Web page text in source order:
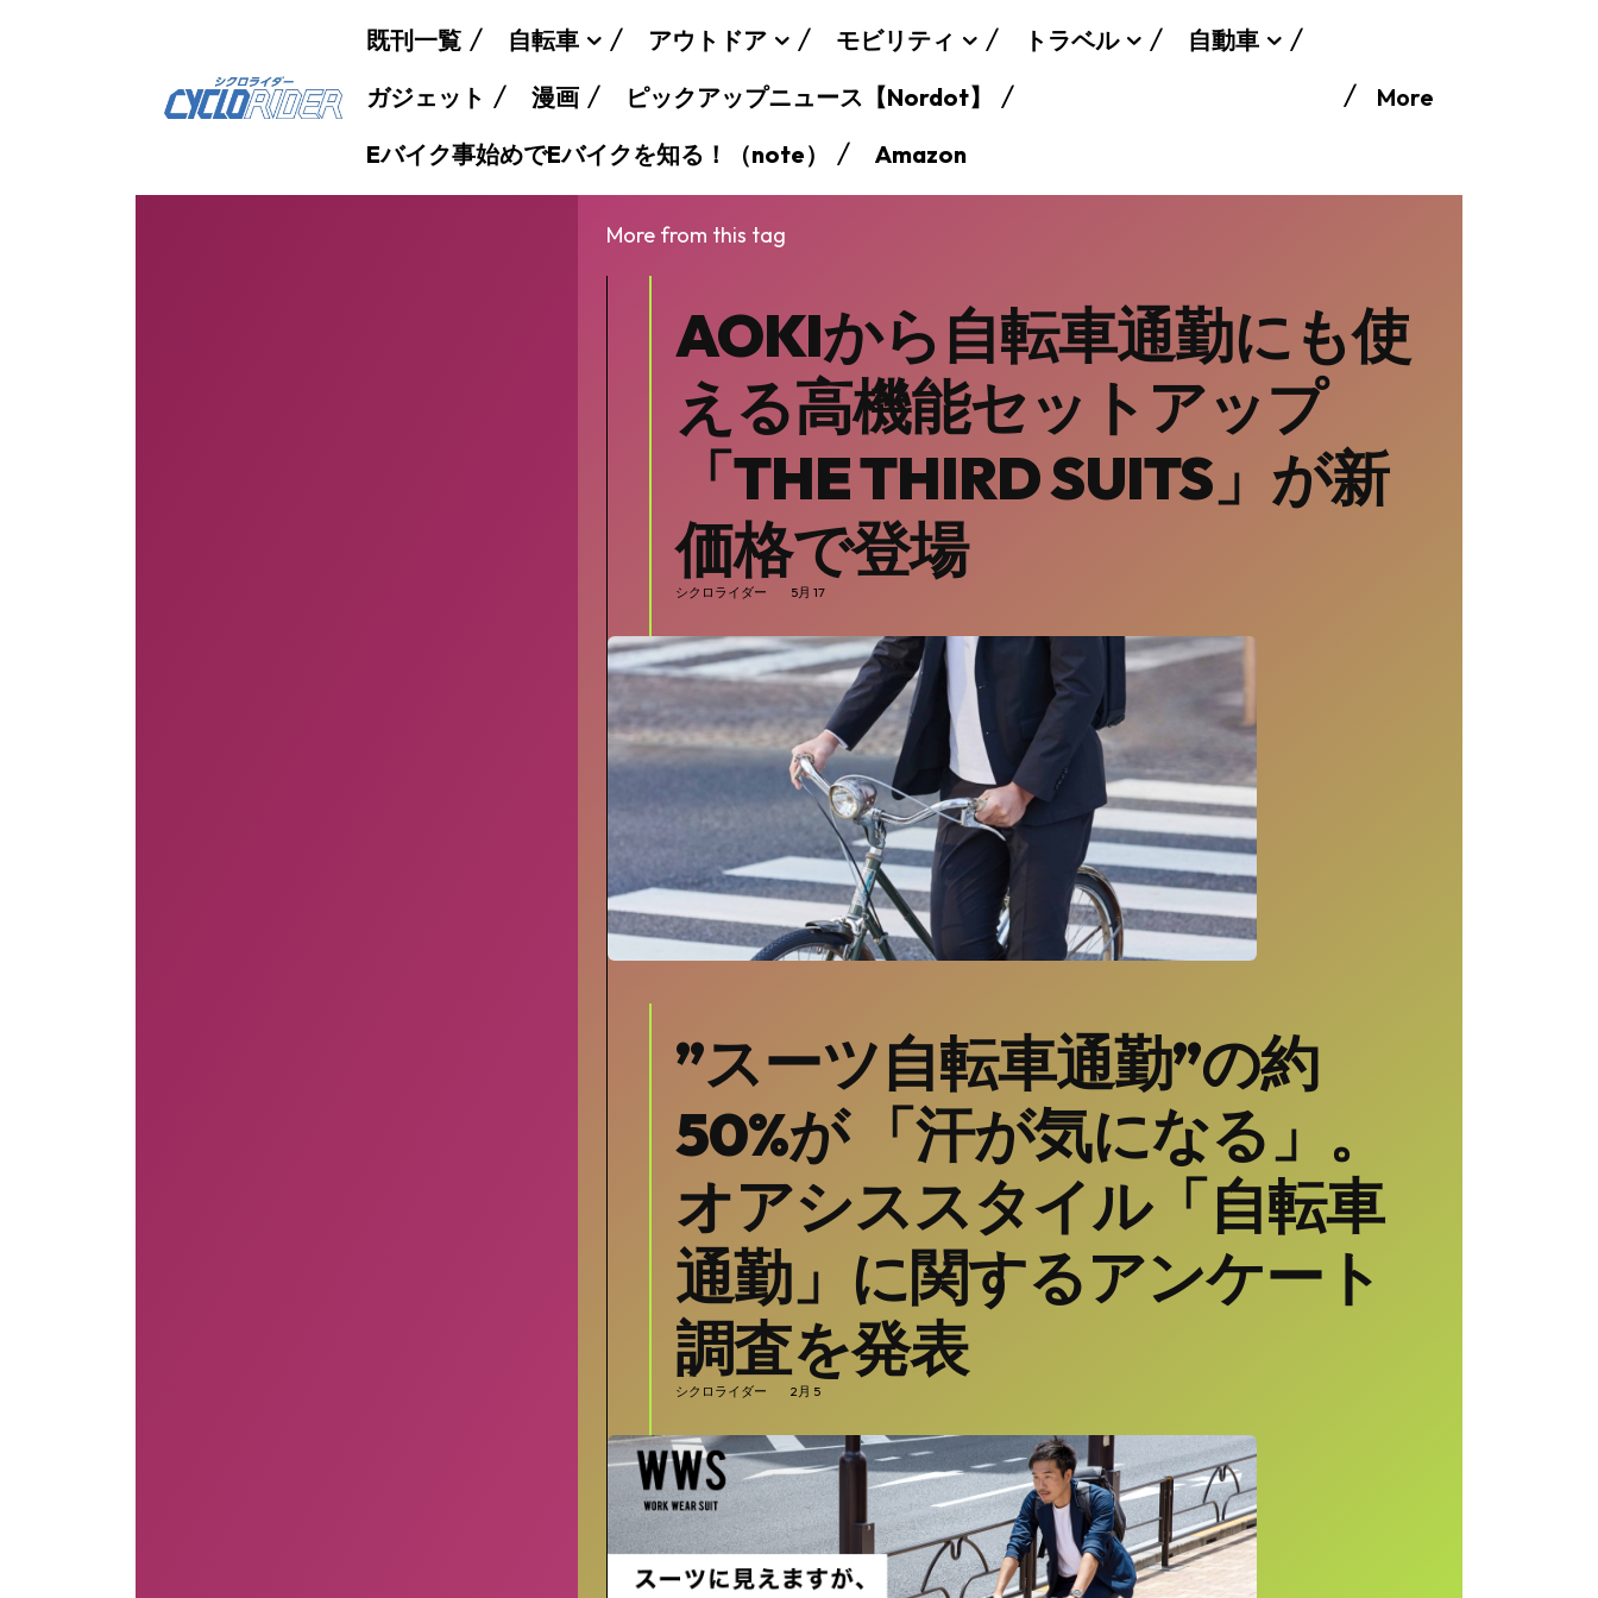
SEARCH...
既刊一覧 自転車 アウトドア モビリティ トラベル
自動車
ガジェット
漫画
ピックアップニュース【Nordot】
Eバイク事始めでEバイクを知る！（note）
Amazon
More
More from this tag
AOKIから自転車通勤にも使
える高機能セットアップ
「THE THIRD SUITS」が新
価格で登場
シクロライダー 5月 17
”スーツ自転車通勤”の約
50%が 「汗が気になる」。
オアシススタイル「自転車
通勤」に関するアンケート
調査を発表
シクロライダー 2月 5